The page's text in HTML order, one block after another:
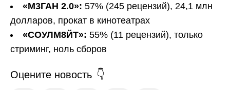
«М3ГАН 2.0»: 57% (245 рецензий), 24,1 млн
долларов, прокат в кинотеатрах
«СОУЛМ8ЙТ»: 55% (11 рецензий), только
стриминг, ноль сборов
Оцените новость